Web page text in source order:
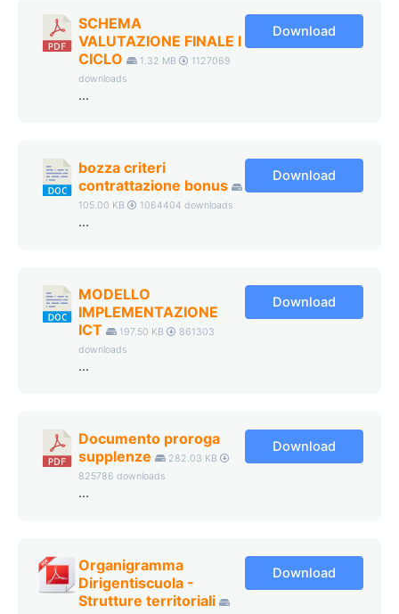
SCHEMA
VALUTAZIONE FINALE I
CICLO
1.32 MB
1127069
downloads
...
Download
bozza criteri
contrattazione bonus
105.00 KB 1064404 downloads
...
Download
MODELLO
IMPLEMENTAZIONE
ICT
197.50 KB
861303
downloads
...
Download
Documento proroga
supplenze
282.03 KB
825786 downloads
...
Download
Organigramma
Dirigentiscuola -
Strutture territoriali
Download